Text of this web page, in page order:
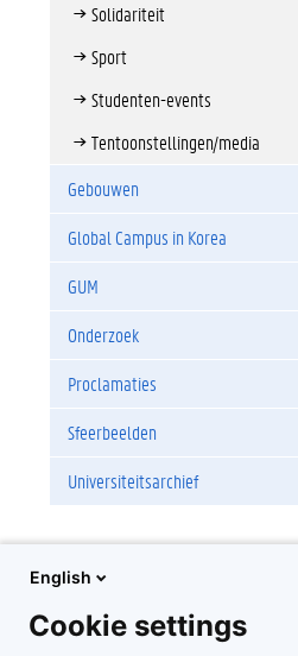
Solidariteit
Sport
Studenten-events
Tentoonstellingen/media
Gebouwen
Global Campus in Korea
GUM
Onderzoek
Proclamaties
Sfeerbeelden
Universiteitsarchief
English
Cookie settings